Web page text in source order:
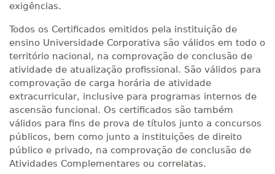
exigências.
Todos os Certificados emitidos pela instituição de
ensino Universidade Corporativa são válidos em todo o
território nacional, na comprovação de conclusão de
atividade de atualização profissional. São válidos para
comprovação de carga horária de atividade
extracurricular, inclusive para programas internos de
ascensão funcional. Os certificados são também
válidos para fins de prova de títulos junto a concursos
públicos, bem como junto a instituições de direito
público e privado, na comprovação de conclusão de
Atividades Complementares ou correlatas.